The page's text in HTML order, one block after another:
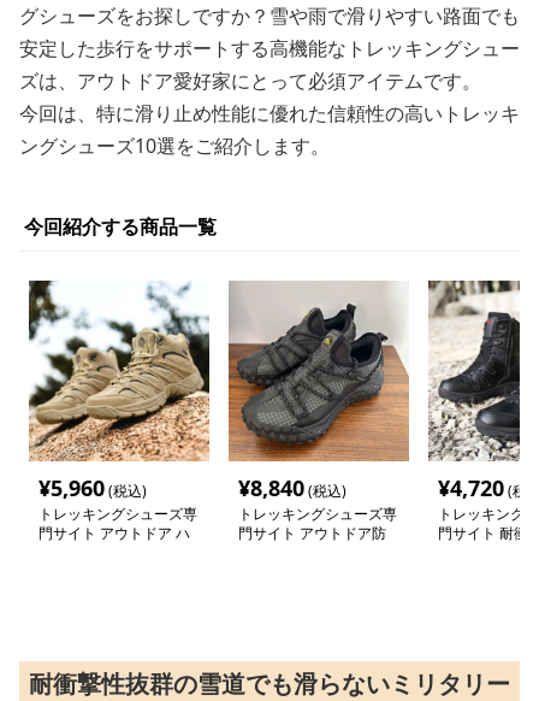
グシューズをお探しですか？雪や雨で滑りやすい路面でも
安定した歩行をサポートする高機能なトレッキングシュー
ズは、アウトドア愛好家にとって必須アイテムです。
今回は、特に滑り止め性能に優れた信頼性の高いトレッキ
ングシューズ10選をご紹介します。
今回紹介する商品一覧
¥5,960(税込)
トレッキングシューズ専
門サイト アウトドア ハ
¥8,840(税込)
トレッキングシューズ専
門サイト アウトドア防
¥4,720(税
トレッキング
門サイト 耐衝
耐衝撃性抜群の雪道でも滑らないミリタリー